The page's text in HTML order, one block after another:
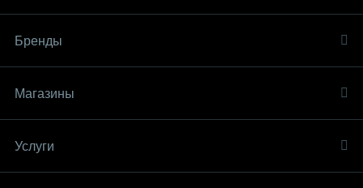
Бренды
Магазины
Услуги